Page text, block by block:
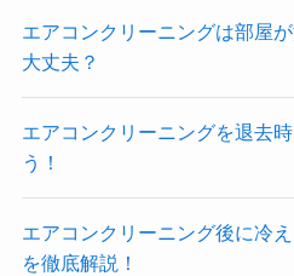
エアコンクリーニングは部屋
大丈夫？
エアコンクリーニングを退去
う！
エアコンクリーニング後に冷
を徹底解説！